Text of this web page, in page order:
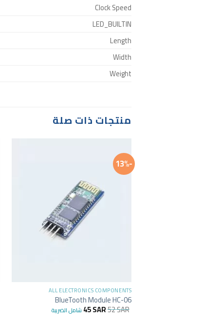
Clock Speed
LED_BUILTIN
Length
Width
Weight
منتجات ذات صلة
-13%
ALL ELECTRONICS COMPONENTS
BlueTooth Module HC-06
52SAR
45SAR شامل الضريبة